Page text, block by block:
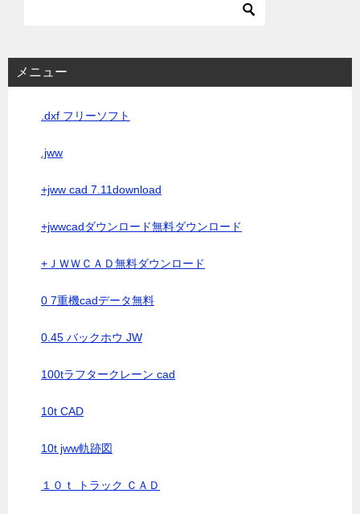
メニュー
.dxf フリーソフト
.jww
+jww cad 7.11download
+jwwcadダウンロード無料ダウンロード
+ＪＷＷＣＡＤ無料ダウンロード
0 7重機cadデータ無料
0.45 バックホウ JW
100tラフタークレーン cad
10t CAD
10t jww軌跡図
１０ｔ トラック ＣＡＤ